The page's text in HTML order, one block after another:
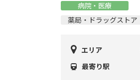
病院・医療
薬局・ドラッグストア
エリア
最寄り駅